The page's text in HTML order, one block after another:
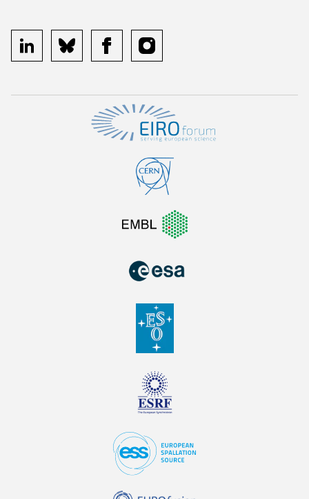
linkedin bluesky facebookinstagram